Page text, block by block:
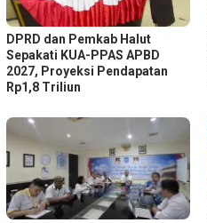
DPRD dan Pemkab Halut
Sepakati KUA-PPAS APBD
2027, Proyeksi Pendapatan
Rp1,8 Triliun